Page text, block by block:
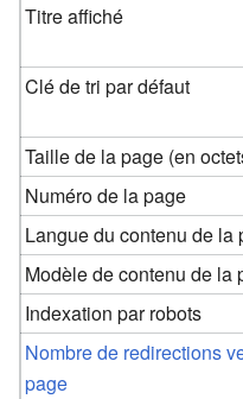
Titre affiché
Clé de tri par défaut
Taille de la page (en
Numéro de la page
Langue du contenu de la
Modèle de contenu de la
Indexation par robots
Nombre de redirections
page